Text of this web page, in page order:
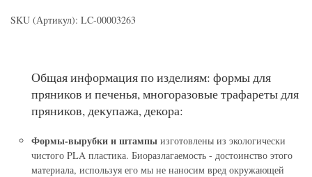
SKU (Артикул): LC-00003263
Общая информация по изделиям: формы для
пряников и печенья, многоразовые трафареты для
пряников, декупажа, декора:
Формы-вырубки и штампы изготовлены из экологически
чистого PLA пластика. Биоразлагаемость - достоинство этого
материала, используя его мы не наносим вред окружающей